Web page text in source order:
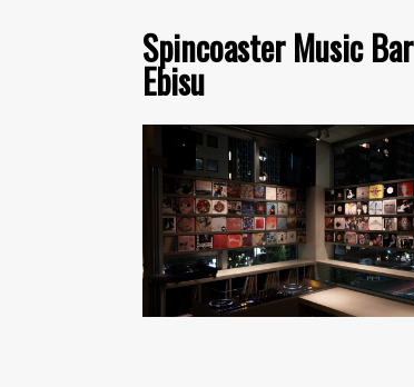
Spincoaster Music Bar
Ebisu